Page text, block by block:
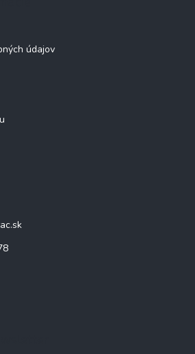
údajov